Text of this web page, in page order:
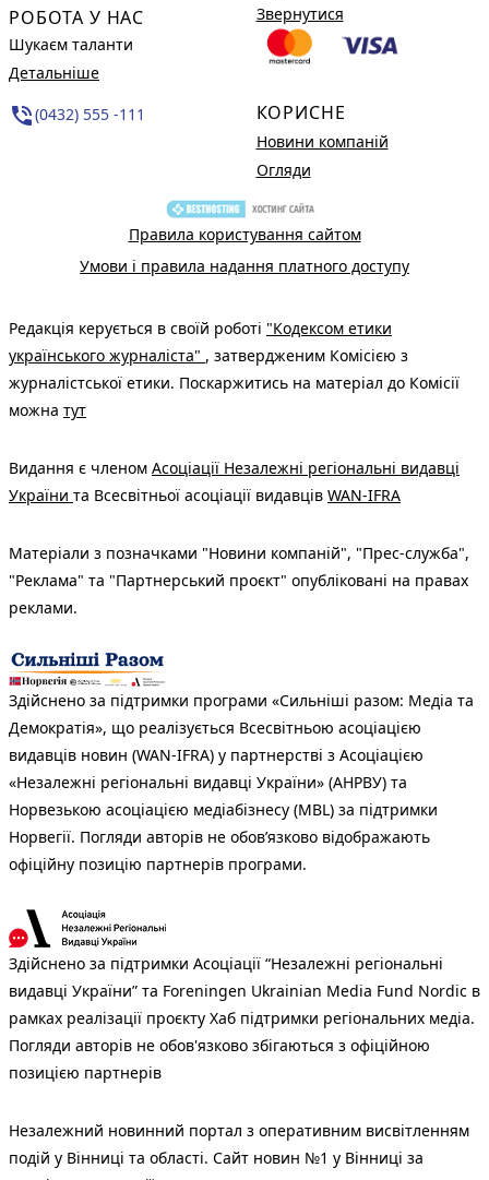
РОБОТА У НАС
Шукаєм таланти
Детальніше
phone_in_talk(0432) 555 -111
Звернутися
КОРИСНЕ
Новини компаній
Огляди
Правила користування сайтом
Умови і правила надання платного доступу
Редакція керується в своїй роботі "Кодексом етики
українського журналіста" , затвердженим Комісією з
журналістської етики. Поскаржитись на матеріал до Комісії
можна тут
Видання є членом Асоціації Незалежні регіональні видавці
України та Всесвітньої асоціації видавців WAN-IFRA
Матеріали з позначками "Новини компаній", "Прес-служба",
"Реклама" та "Партнерський проєкт" опубліковані на правах
реклами.
Здійснено за підтримки програми «Сильніші разом: Медіа та
Демократія», що реалізується Всесвітньою асоціацією
видавців новин (WAN-IFRA) у партнерстві з Асоціацією
«Незалежні регіональні видавці України» (АНРВУ) та
Норвезькою асоціацією медіабізнесу (MBL) за підтримки
Норвегії. Погляди авторів не обов’язково відображають
офіційну позицію партнерів програми.
Здійснено за підтримки Асоціації “Незалежні регіональні
видавці України” та Foreningen Ukrainian Media Fund Nordic в
рамках реалізації проєкту Хаб підтримки регіональних медіа.
Погляди авторів не обов'язково збігаються з офіційною
позицією партнерів
Незалежний новинний портал з оперативним висвітленням
подій у Вінниці та області. Сайт новин №1 у Вінниці за